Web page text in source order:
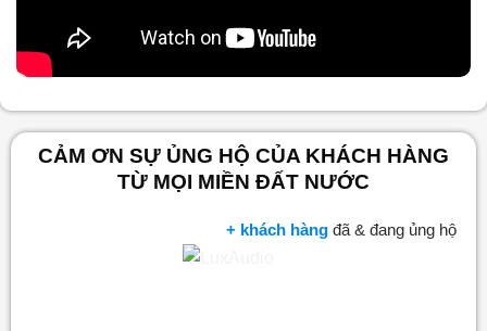
CẢM ƠN SỰ ỦNG HỘ CỦA KHÁCH HÀNG
TỪ MỌI MIỀN ĐẤT NƯỚC
+ khách hàng đã & đang ủng hộ